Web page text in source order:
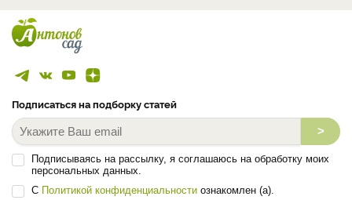
Подписаться на подборку статей
>
Подписываясь на рассылку, я соглашаюсь на обработку моих
персональных данных.
С Политикой конфиденциальности ознакомлен (а).